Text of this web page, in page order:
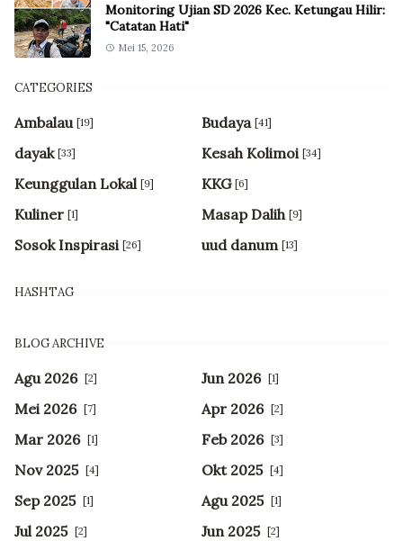
Monitoring Ujian SD 2026 Kec. Ketungau Hilir:
"Catatan Hati"
Mei 15, 2026
CATEGORIES
Ambalau [19] Budaya [41]
dayak [33] Kesah Kolimoi [34]
Keunggulan Lokal [9] KKG [6]
Kuliner [1] Masap Dalih [9]
Sosok Inspirasi [26] uud danum [13]
HASHTAG
BLOG ARCHIVE
Agu 2026 [2] Jun 2026 [1]
Mei 2026 [7] Apr 2026 [2]
Mar 2026 [1] Feb 2026 [3]
Nov 2025 [4] Okt 2025 [4]
Sep 2025 [1] Agu 2025 [1]
Jul 2025 [2] Jun 2025 [2]